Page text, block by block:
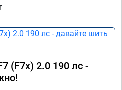
(F7x) 2.0 190 лс -